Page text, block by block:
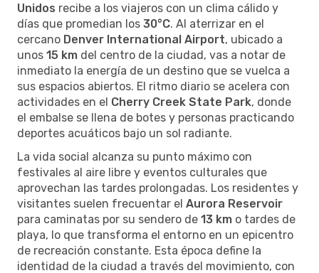
Unidos recibe a los viajeros con un clima cálido y
días que promedian los 30°C. Al aterrizar en el
cercano Denver International Airport, ubicado a
unos 15 km del centro de la ciudad, vas a notar de
inmediato la energía de un destino que se vuelca a
sus espacios abiertos. El ritmo diario se acelera con
actividades en el Cherry Creek State Park, donde
el embalse se llena de botes y personas practicando
deportes acuáticos bajo un sol radiante.
La vida social alcanza su punto máximo con
festivales al aire libre y eventos culturales que
aprovechan las tardes prolongadas. Los residentes y
visitantes suelen frecuentar el Aurora Reservoir
para caminatas por su sendero de 13 km o tardes de
playa, lo que transforma el entorno en un epicentro
de recreación constante. Esta época define la
identidad de la ciudad a través del movimiento, con